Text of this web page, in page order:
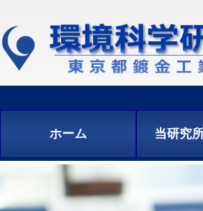
ホーム 当研究